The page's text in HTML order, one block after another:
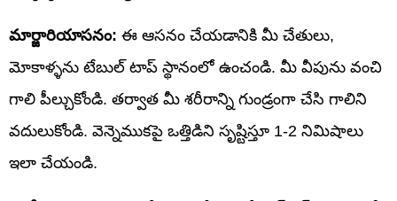
మార్జారియాసనం: ఈ ఆసనం చేయడానికి మీ చేతులు,
మోకాళ్ళను టేబుల్ టాప్ స్థానంలో ఉంచండి. మీ వీపును వంచి
గాలి పీల్చుకోండి. తర్వాత మీ శరీరాన్ని గుండ్రంగా చేసి గాలిని
వదులుకోండి. వెన్నెముకపై ఒత్తిడిని సృష్టిస్తూ 1-2 నిమిషాలు
ఇలా చేయండి.